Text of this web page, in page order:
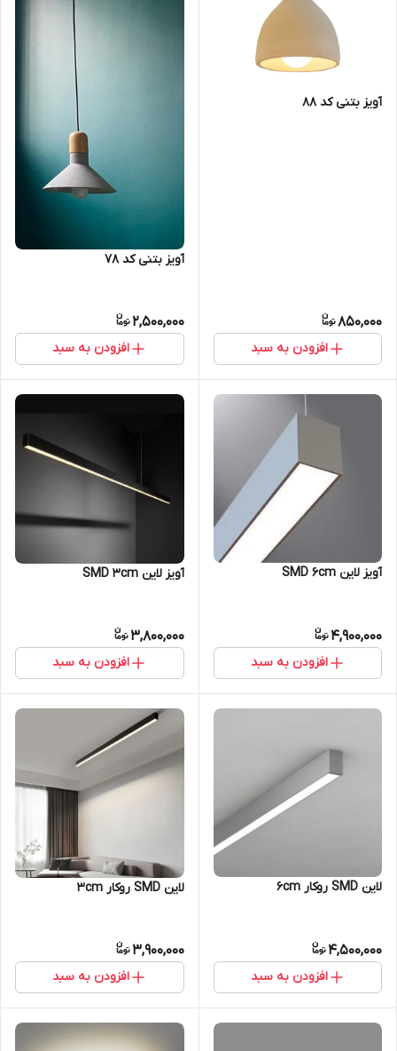
آویز بتنی کد 88
850,000
افزودن به سبد
آویز بتنی کد 78
2,500,000
افزودن به سبد
آویز لاین SMD 6cm
4,900,000
افزودن به سبد
آویز لاین SMD 3cm
3,800,000
افزودن به سبد
لاین SMD روکار 6cm
4,500,000
افزودن به سبد
لاین SMD روکار 3cm
3,900,000
افزودن به سبد